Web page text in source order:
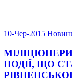
10-Чер-2015
ПОДІЇ, ЩО